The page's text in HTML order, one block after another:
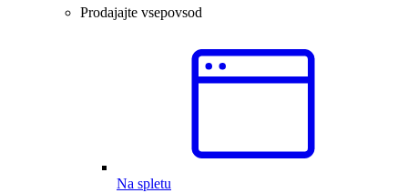
Prodajajte vsepovsod
Na spletu